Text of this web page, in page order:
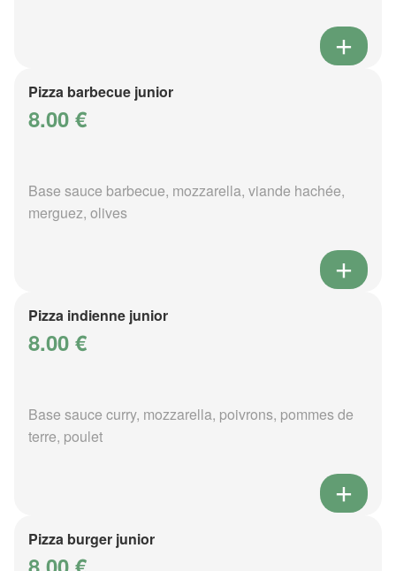
Pizza barbecue junior
8.00 €
Base sauce barbecue, mozzarella, viande hachée,
merguez, olives
Pizza indienne junior
8.00 €
Base sauce curry, mozzarella, poivrons, pommes de
terre, poulet
Pizza burger junior